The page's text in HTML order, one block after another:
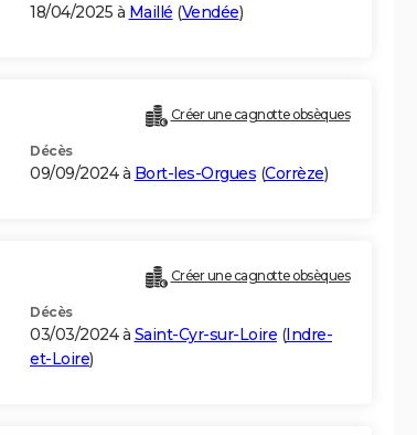
18/04/2025 à Maillé (Vendée)
Créer une cagnotte obsèques
Décès
09/09/2024 à Bort-les-Orgues (Corrèze)
Créer une cagnotte obsèques
Décès
03/03/2024 à Saint-Cyr-sur-Loire (Indre-
et-Loire)